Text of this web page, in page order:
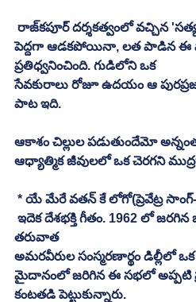
పెద్దగా ఆడకపోయినా, లత పాడిన ఈ
ప్రతిధ్వనించింది. గుడిలోని ఒక
సేవకురాలు రోజూ ఉదయం ఆ
పాట ఇది.
ఆకాశం చిల్లుల పడుతుందేమో
ఆధ్యాత్మిక జీవులలో ఒక చెరగని
తరువాత
అమరవీరుల సంస్మరణార్థం డిల్లీలో
మైదానంలో జరిగిన ఈ సభలో అప్పటి
కంటతడి పెట్టుకున్నారు.